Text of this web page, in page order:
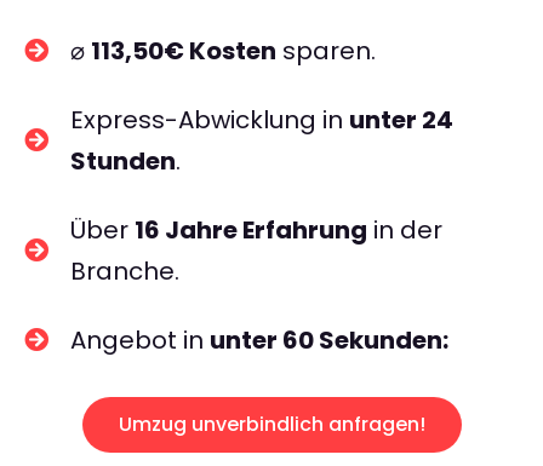
⌀ 113,50€ Kosten sparen.
Express-Abwicklung in unter 24
Stunden.
Über 16 Jahre Erfahrung in der
Branche.
Angebot in unter 60 Sekunden:
Umzug unverbindlich anfragen!